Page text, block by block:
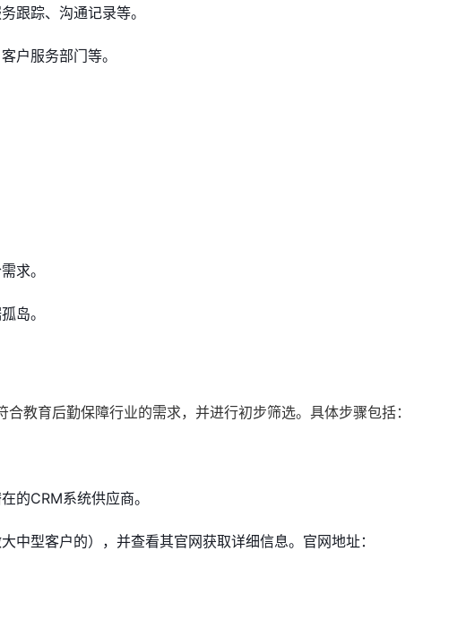
跟踪、沟通记录等。
户服务部门等。
求。
岛。
教育后勤保障行业的需求，并进行初步筛选。具体步骤包括：
的CRM系统供应商。
中型客户的），并查看其官网获取详细信息。官网地址：